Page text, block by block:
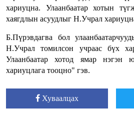
хариуцна. Улаанбаатар хотын
хаягдлын асуудлыг Н.Учрал
Б.Пүрэвдагва бол
Н.Учрал томилсон учраас бүх
Улаанбаатар хотод ямар нэгэн
хариуцлага тооцно" гэв.
Хуваалцах